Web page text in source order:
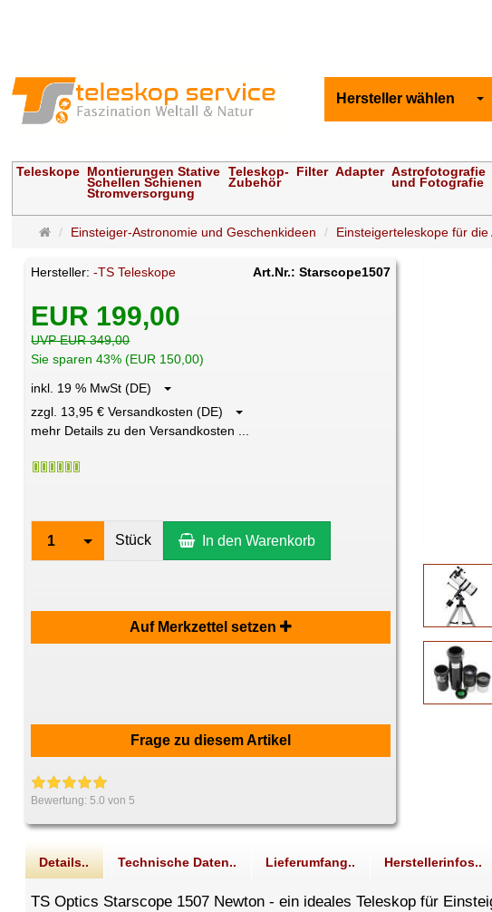
Hersteller wählen
Teleskope Montierungen Stative
Schellen Schienen
Stromversorgung
Teleskop-
Zubehör
Filter Adapter Astrofotografie
und Fotografie
Startseite
Einsteiger-Astronomie und Geschenkideen Einsteigerteleskope für die
Hersteller:-TS Teleskope Art.Nr.: Starscope1507
EUR 199,00
UVP EUR 349,00
Sie sparen 43% (EUR 150,00)
inkl. 19 % MwSt (DE)
zzgl. 13,95 € Versandkosten (DE)
mehr Details zu den Versandkosten ...
1 Stück In den Warenkorb
Auf Merkzettel setzen
Frage zu diesem Artikel
Bewertung:5.0 von 5
Details.. Technische Daten.. Lieferumfang.. Herstellerinfos..
TS Optics Starscope 1507 Newton - ein ideales Teleskop für